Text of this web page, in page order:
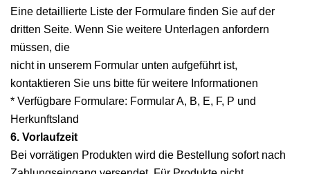
Eine detaillierte Liste der Formulare finden Sie auf der
dritten Seite. Wenn Sie weitere Unterlagen anfordern
müssen, die
nicht in unserem Formular unten aufgeführt ist,
kontaktieren Sie uns bitte für weitere Informationen
* Verfügbare Formulare: Formular A, B, E, F, P und
Herkunftsland
6. Vorlaufzeit
Bei vorrätigen Produkten wird die Bestellung sofort nach